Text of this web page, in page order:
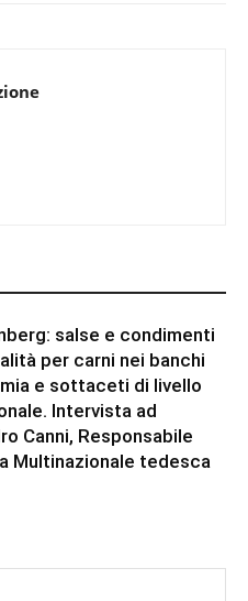
salse e condimenti
per carni nei banchi
e sottaceti di livello
Intervista ad
Canni, Responsabile
Multinazionale tedesca